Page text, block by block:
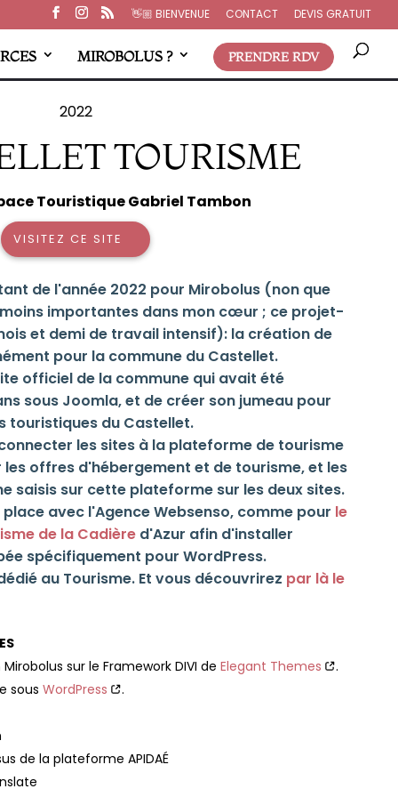
👋🏼​ BIENVENUE CONTACT DEVIS GRATUIT
MIROBOLUS ? PRENDRE RDV
2022
TOURISME
Touristique Gabriel Tambon
VISITEZ CE SITE
de l'année 2022 pour Mirobolus (non que
importantes dans mon cœur ; ce projet-
et demi de travail intensif): la création de
pour la commune du Castellet.
officiel de la commune qui avait été
sous Joomla, et de créer son jumeau pour
touristiques du Castellet.
les sites à la plateforme de tourisme
les offres d'hébergement et de tourisme, et les
saisis sur cette plateforme sur les deux sites.
avec l'Agence Websenso, comme pour le
de la Cadière d'Azur afin d'installer
spécifiquement pour WordPress.
au Tourisme. Et vous découvrirez par là le
sur le Framework DIVI de Elegant Themes
.
sous WordPress .
de la plateforme APIDAÉ